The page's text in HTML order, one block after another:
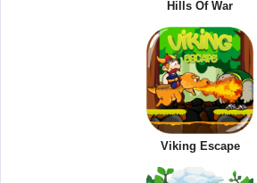
Hills Of War
Viking Escape